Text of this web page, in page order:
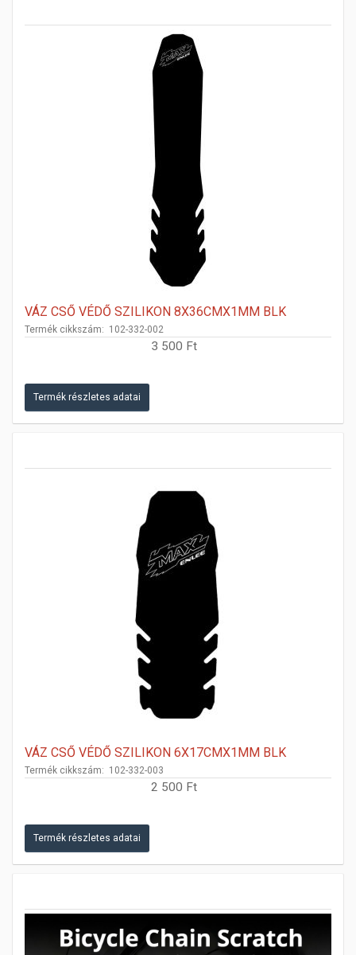
VÁZ CSŐ VÉDŐ SZILIKON 8X36CMX1MM BLK
Termék cikkszám: 102-332-002
3 500 Ft
Termék részletes adatai
VÁZ CSŐ VÉDŐ SZILIKON 6X17CMX1MM BLK
Termék cikkszám: 102-332-003
2 500 Ft
Termék részletes adatai